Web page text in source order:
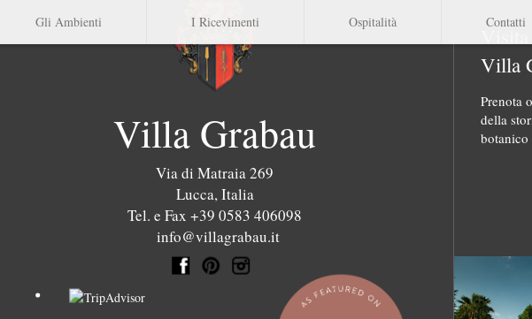
Gli Ambienti I Ricevimenti Ospitalità Contatti
Villa Grabau
Via di Matraia 269
Lucca, Italia
Tel. e Fax +39 0583 406098
info@villagrabau.it
Villa
Prenota
della